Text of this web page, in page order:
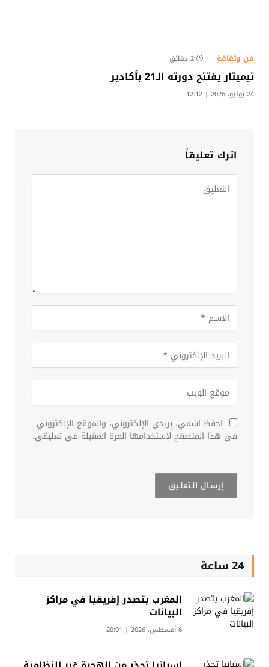
فن وثقافة 2 دقائق
تيميتار يفتتح دورته الـ21 بأكادير
24 يوليو، 2026 | 12:12
اترك تعليقاً
احفظ اسمي، بريدي الإلكتروني، والموقع الإلكتروني
في هذا المتصفح لاستخدامها المرة المقبلة في تعليقي.
24 ساعة
المغرب يتصدر إفريقيا في مراكز
البيانات
6 أغسطس، 2026 | 20:01